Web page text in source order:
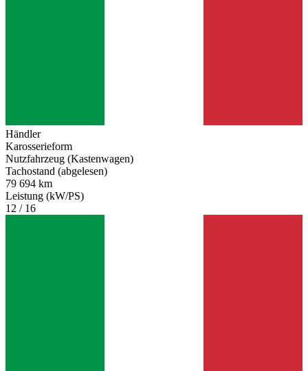
Händler
Karosserieform
Nutzfahrzeug (Kastenwagen)
Tachostand (abgelesen)
79 694 km
Leistung (kW/PS)
12 / 16